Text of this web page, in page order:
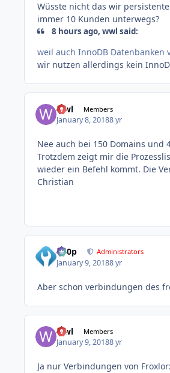
Wüsste nicht das wir
immer 10 Kunden unterwegs?
8 hours ago, wwl said:
weil auch InnoDB Datenbanken
wir nutzen allerdings kein
wwl Members
January 8, 20188 yr
Nee auch bei 150 Domains und
Trotzdem zeigt mir die
wieder ein Befehl kommt. Die
Christian
d00p Administrators
January 9, 20188 yr
Aber schon verbindungen des
wwl Members
January 9, 20188 yr
Ja nur Verbindungen von Froxlor: